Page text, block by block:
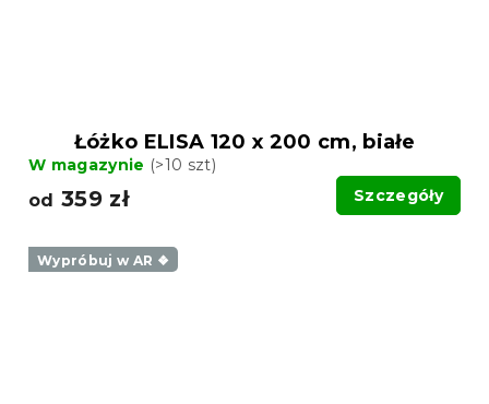
Łóżko ELISA 120 x 200 cm, białe
W magazynie (>10 szt)
od 359 zł Szczegóły
Wypróbuj w AR ❖